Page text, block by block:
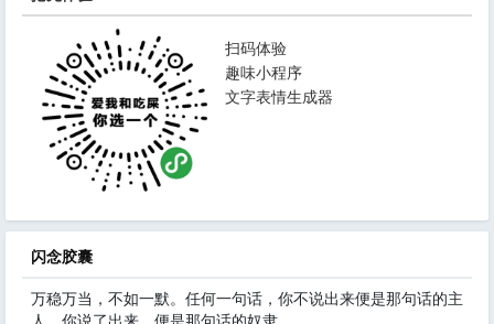
扫码体验
趣味小程序
文字表情生成器
闪念胶囊
万稳万当，不如一默。任何一句话，你不说出来便是那句话的主
人，你说了出来，便是那句话的奴隶。